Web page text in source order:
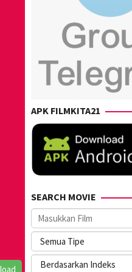
APK FILMKITA21
SEARCH MOVIE